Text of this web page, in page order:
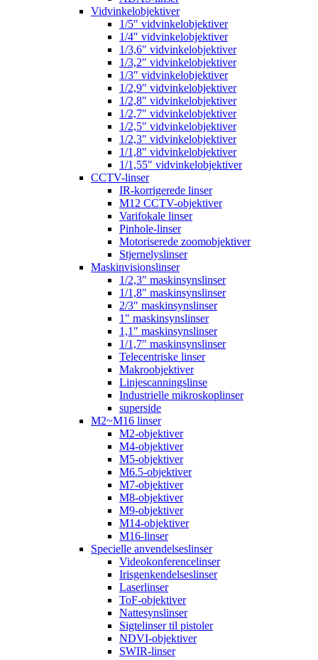
Vidvinkelobjektiver
1/5″ vidvinkelobjektiver
1/4″ vidvinkelobjektiver
1/3,6″ vidvinkelobjektiver
1/3,2″ vidvinkelobjektiver
1/3″ vidvinkelobjektiver
1/2,9″ vidvinkelobjektiver
1/2,8″ vidvinkelobjektiver
1/2,7″ vidvinkelobjektiver
1/2,5″ vidvinkelobjektiver
1/2,3" vidvinkelobjektiver
1/1,8″ vidvinkelobjektiver
1/1,55″ vidvinkelobjektiver
CCTV-linser
IR-korrigerede linser
M12 CCTV-objektiver
Varifokale linser
Pinhole-linser
Motoriserede zoomobjektiver
Stjernelyslinser
Maskinvisionslinser
1/2,3″ maskinsynslinser
1/1,8″ maskinsynslinser
2/3″ maskinsynslinser
1″ maskinsynslinser
1,1″ maskinsynslinser
1/1,7″ maskinsynslinser
Telecentriske linser
Makroobjektiver
Linjescanningslinse
Industrielle mikroskoplinser
superside
M2~M16 linser
M2-objektiver
M4-objektiver
M5-objektiver
M6.5-objektiver
M7-objektiver
M8-objektiver
M9-objektiver
M14-objektiver
M16-linser
Specielle anvendelseslinser
Videokonferencelinser
Irisgenkendelseslinser
Laserlinser
ToF-objektiver
Nattesynslinser
Sigtelinser til pistoler
NDVI-objektiver
SWIR-linser